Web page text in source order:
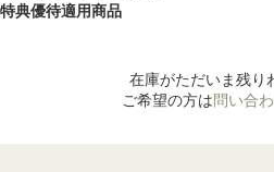
特典優待適用商品
在庫がただいま残り
ご希望の方は問い合